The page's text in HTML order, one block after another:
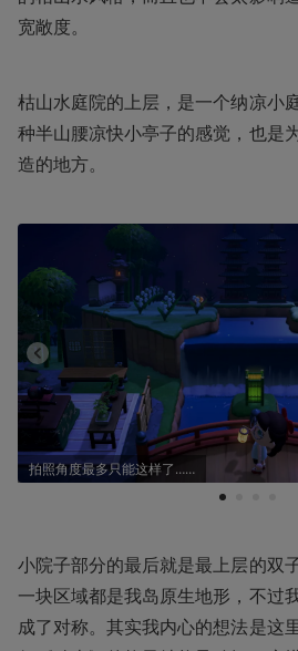
宽敞度。
枯山水庭院的上层，是一个纳凉小
种半山腰凉快小亭子的感觉，也是
造的地方。
拍照角度最多只能这样了……
1
小院子部分的最后就是最上层的双
一块区域都是我岛原生地形，不过
成了对称。其实我内心的想法是这